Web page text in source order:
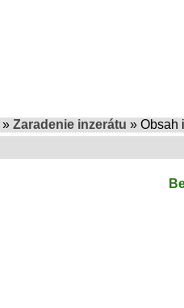
» Zaradenie inzerátu » Obsah